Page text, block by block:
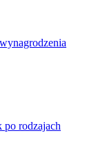
po rodzajach